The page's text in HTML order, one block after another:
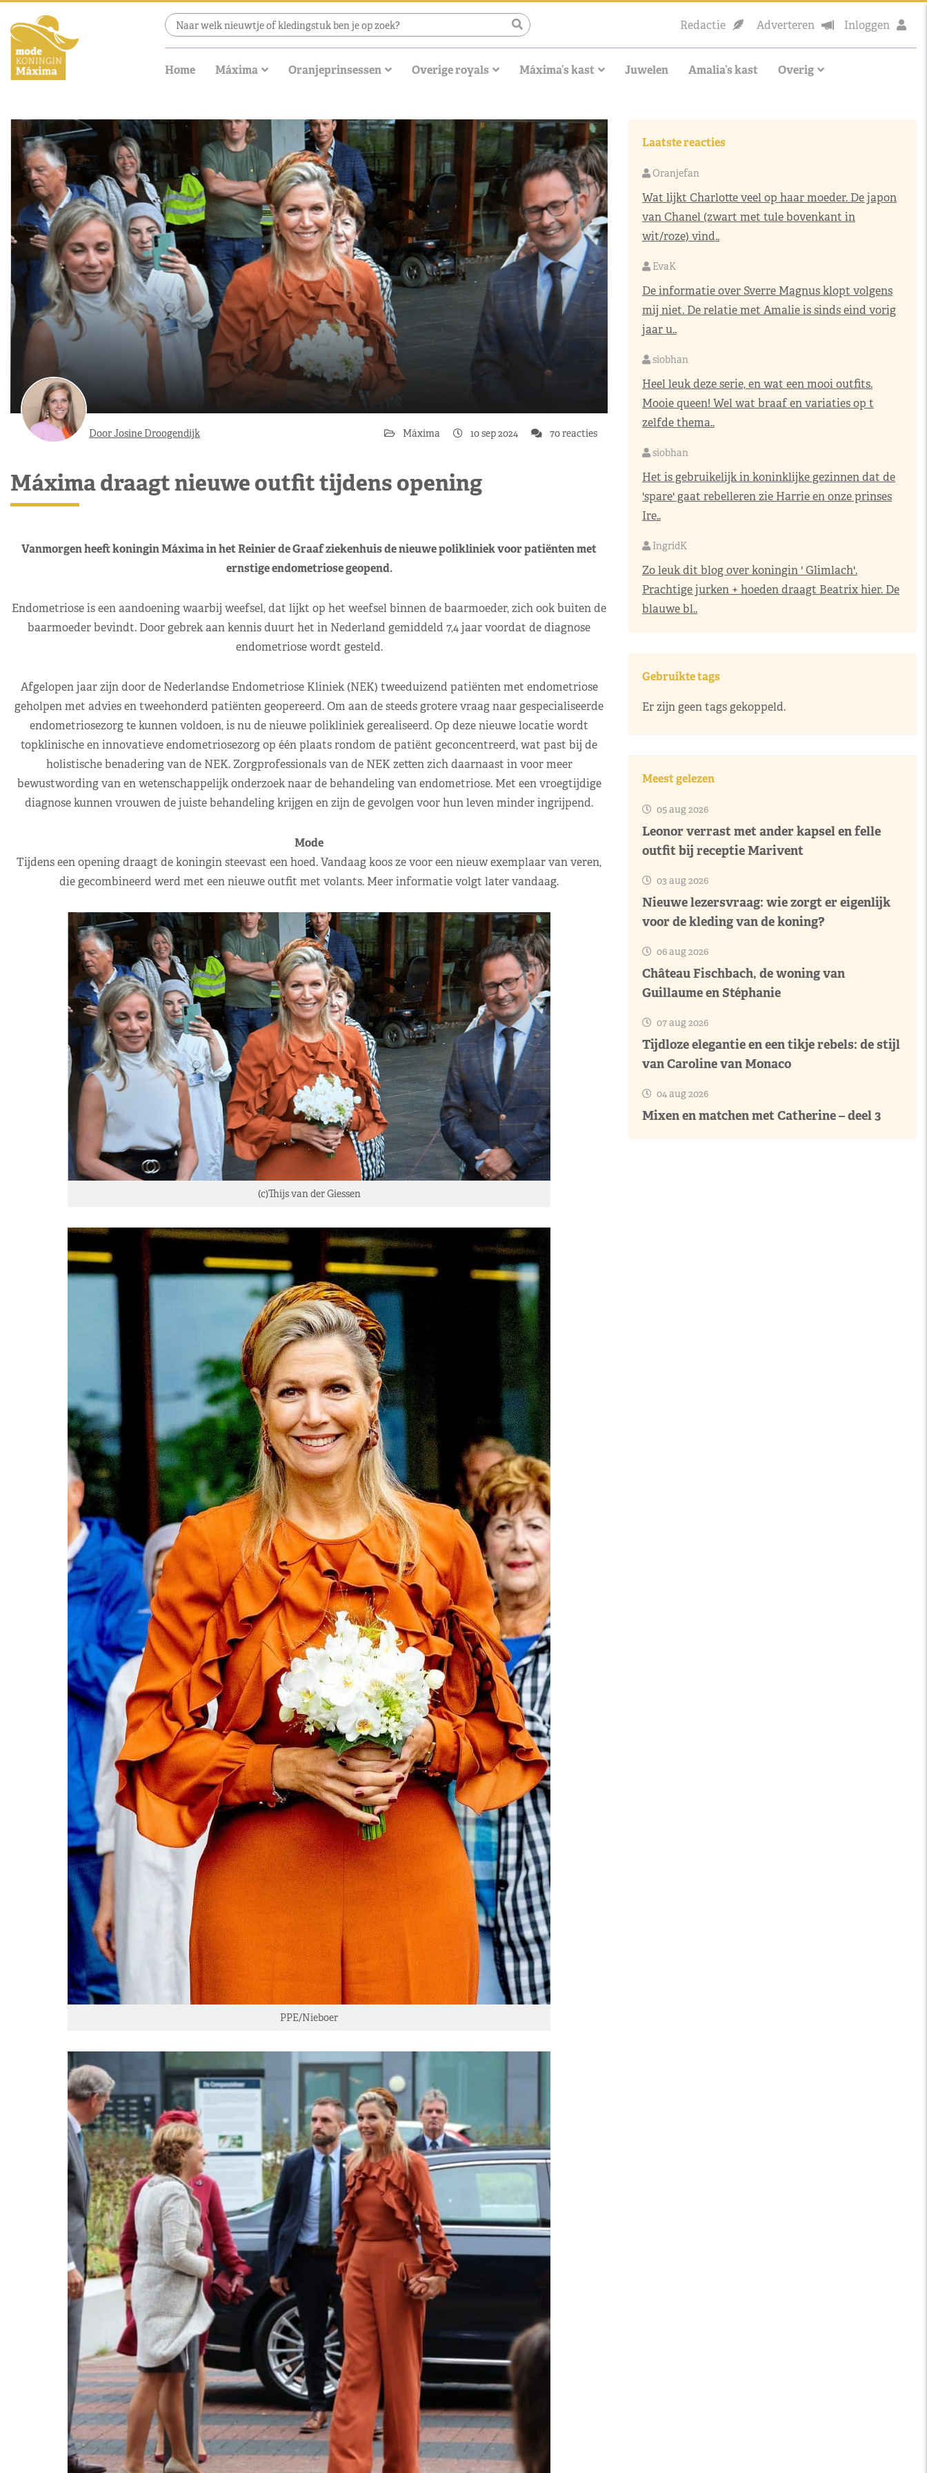
Redactie Adverteren Inloggen
Home Máxima Oranjeprinsessen Overige royals Máxima’s kast Juwelen Amalia’s kast Overig
Door Josine Droogendijk Máxima 10 sep 2024 70 reacties
Máxima draagt nieuwe outfit tijdens opening
Vanmorgen heeft koningin Máxima in het Reinier de Graaf ziekenhuis de nieuwe polikliniek voor patiënten met
ernstige endometriose geopend.
Endometriose is een aandoening waarbij weefsel, dat lijkt op het weefsel binnen de baarmoeder, zich ook buiten de
baarmoeder bevindt. Door gebrek aan kennis duurt het in Nederland gemiddeld 7,4 jaar voordat de diagnose
endometriose wordt gesteld.
Afgelopen jaar zijn door de Nederlandse Endometriose Kliniek (NEK) tweeduizend patiënten met endometriose
geholpen met advies en tweehonderd patiënten geopereerd. Om aan de steeds grotere vraag naar gespecialiseerde
endometriosezorg te kunnen voldoen, is nu de nieuwe polikliniek gerealiseerd. Op deze nieuwe locatie wordt
topklinische en innovatieve endometriosezorg op één plaats rondom de patiënt geconcentreerd, wat past bij de
holistische benadering van de NEK. Zorgprofessionals van de NEK zetten zich daarnaast in voor meer
bewustwording van en wetenschappelijk onderzoek naar de behandeling van endometriose. Met een vroegtijdige
diagnose kunnen vrouwen de juiste behandeling krijgen en zijn de gevolgen voor hun leven minder ingrijpend.
Mode
Tijdens een opening draagt de koningin steevast een hoed. Vandaag koos ze voor een nieuw exemplaar van veren,
die gecombineerd werd met een nieuwe outfit met volants. Meer informatie volgt later vandaag.
(c)Thijs van der Giessen
PPE/Nieboer
Laatste reacties
Oranjefan
Wat lijkt Charlotte veel op haar moeder. De japon
van Chanel (zwart met tule bovenkant in
wit/roze) vind..
EvaK
De informatie over Sverre Magnus klopt volgens
mij niet. De relatie met Amalie is sinds eind vorig
jaar u..
siobhan
Heel leuk deze serie, en wat een mooi outfits.
Mooie queen! Wel wat braaf en variaties op t
zelfde thema..
siobhan
Het is gebruikelijk in koninklijke gezinnen dat de
'spare' gaat rebelleren zie Harrie en onze prinses
Ire..
IngridK
Zo leuk dit blog over koningin ' Glimlach'.
Prachtige jurken + hoeden draagt Beatrix hier. De
blauwe bl..
Gebruikte tags
Er zijn geen tags gekoppeld.
Meest gelezen
05 aug 2026
Leonor verrast met ander kapsel en felle
outfit bij receptie Marivent
03 aug 2026
Nieuwe lezersvraag: wie zorgt er eigenlijk
voor de kleding van de koning?
06 aug 2026
Château Fischbach, de woning van
Guillaume en Stéphanie
07 aug 2026
Tijdloze elegantie en een tikje rebels: de stijl
van Caroline van Monaco
04 aug 2026
Mixen en matchen met Catherine – deel 3